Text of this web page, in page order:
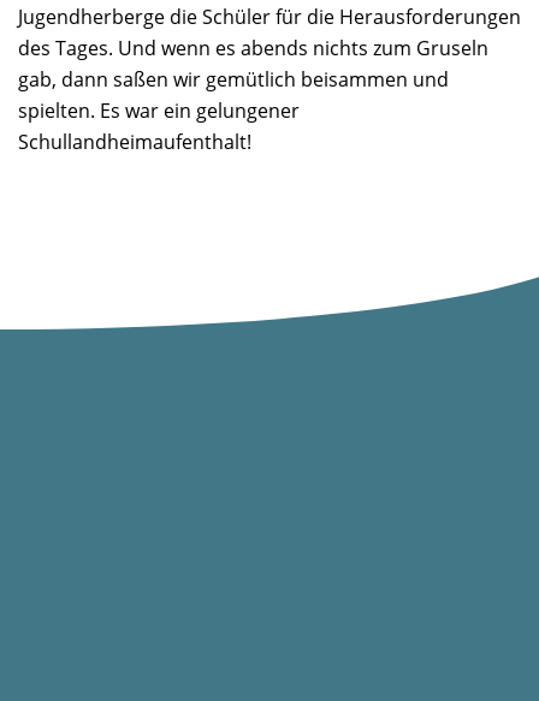
Jugendherberge die Schüler für die Herausforderungen
des Tages. Und wenn es abends nichts zum Gruseln
gab, dann saßen wir gemütlich beisammen und
spielten. Es war ein gelungener
Schullandheimaufenthalt!